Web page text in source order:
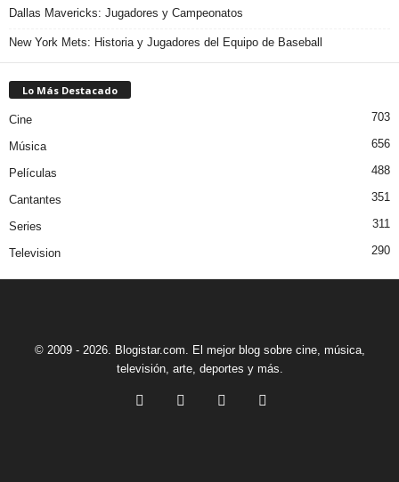
Dallas Mavericks: Jugadores y Campeonatos
New York Mets: Historia y Jugadores del Equipo de Baseball
Lo Más Destacado
Cine 703
Música 656
Películas 488
Cantantes 351
Series 311
Television 290
© 2009 - 2026. Blogistar.com. El mejor blog sobre cine, música,
televisión, arte, deportes y más.